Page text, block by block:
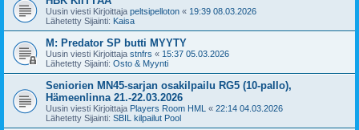
Uusin viesti Kirjoittaja peltsipelloton « 19:39 08.03.2026
Lähetetty Sijainti: Kaisa
M: Predator SP butti MYYTY
Uusin viesti Kirjoittaja stnfrs « 15:37 05.03.2026
Lähetetty Sijainti: Osto & Myynti
Seniorien MN45-sarjan osakilpailu RG5 (10-pallo),
Hämeenlinna 21.-22.03.2026
Uusin viesti Kirjoittaja Players Room HML « 22:14 04.03.2026
Lähetetty Sijainti: SBIL kilpailut Pool